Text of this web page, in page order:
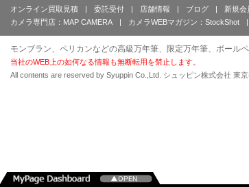
オンライン買取見積 | 委託受付 | 店舗情報 | ブログ | 新規会
カメラ専門店：MAP CAMERA
| カメラWEBマガジン：StockShot |
モンブラン、ペリカンなどの高級万年筆、限定万年筆、ボール
当社のWEB上の如何なる情報も無断転用を禁止します。
All contents are reserved by Syuppin Co.,Ltd. シュッピン株式会社 東